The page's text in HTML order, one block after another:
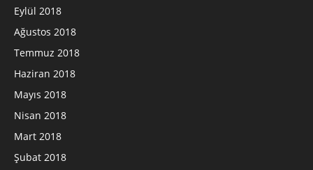
Eylül 2018
Ağustos 2018
Temmuz 2018
Haziran 2018
Mayıs 2018
Nisan 2018
Mart 2018
Şubat 2018